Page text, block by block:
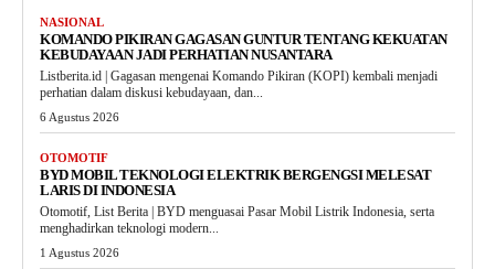
NASIONAL
KOMANDO PIKIRAN GAGASAN GUNTUR TENTANG KEKUATAN
KEBUDAYAAN JADI PERHATIAN NUSANTARA
Listberita.id | Gagasan mengenai Komando Pikiran (KOPI) kembali menjadi
perhatian dalam diskusi kebudayaan, dan...
6 Agustus 2026
OTOMOTIF
BYD MOBIL TEKNOLOGI ELEKTRIK BERGENGSI MELESAT
LARIS DI INDONESIA
Otomotif, List Berita | BYD menguasai Pasar Mobil Listrik Indonesia, serta
menghadirkan teknologi modern...
1 Agustus 2026